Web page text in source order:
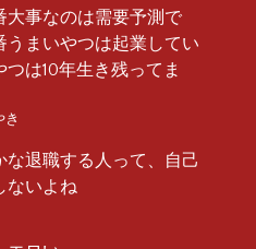
大事なのは需要予測で
まいやつは起業してい
は10年生き残ってま
き
な退職する人って、自己
ないよね